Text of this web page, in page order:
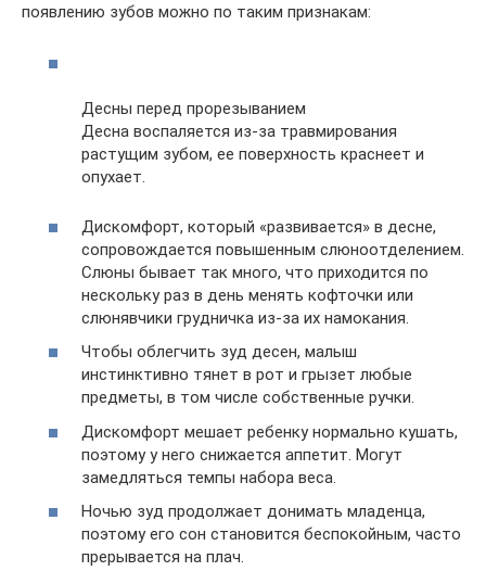
появлению зубов можно по таким признакам:
Десны перед прорезыванием
Десна воспаляется из-за травмирования
растущим зубом, ее поверхность краснеет и
опухает.
Дискомфорт, который «развивается» в десне,
сопровождается повышенным слюноотделением.
Слюны бывает так много, что приходится по
нескольку раз в день менять кофточки или
слюнявчики грудничка из-за их намокания.
Чтобы облегчить зуд десен, малыш
инстинктивно тянет в рот и грызет любые
предметы, в том числе собственные ручки.
Дискомфорт мешает ребенку нормально кушать,
поэтому у него снижается аппетит. Могут
замедляться темпы набора веса.
Ночью зуд продолжает донимать младенца,
поэтому его сон становится беспокойным, часто
прерывается на плач.